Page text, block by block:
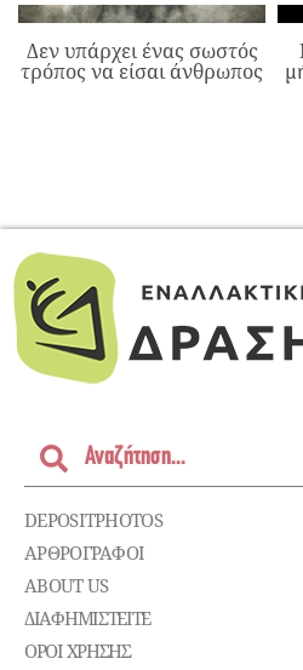
Δεν υπάρχει ένας σωστός
τρόπος να είσαι άνθρωπος
DEPOSITPHOTOS
ΑΡΘΡΟΓΡΑΦΟΙ
ABOUT US
ΔΙΑΦΗΜΙΣΤΕΊΤΕ
ΌΡΟΙ ΧΡΉΣΗΣ